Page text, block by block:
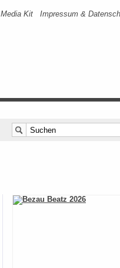
Media Kit Impressum &